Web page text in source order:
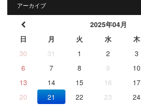
アーカイブ
2025年04月
日
月 火 水 木
30
31 1 2 3
6
7 8 9 10
13
14 15 16 17
20
21 22 23 24